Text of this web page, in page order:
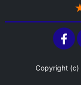
Copyright (c)